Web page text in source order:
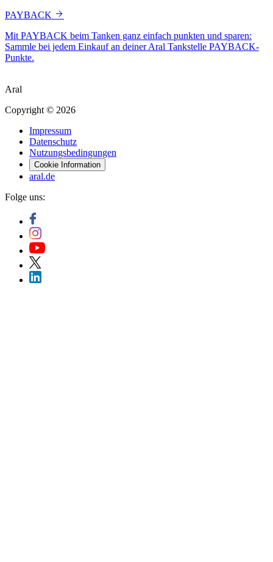
PAYBACK
Mit PAYBACK beim Tanken ganz einfach punkten und sparen:
Sammle bei jedem Einkauf an deiner Aral Tankstelle PAYBACK-
Punkte.
Aral
Copyright © 2026
Impressum
Datenschutz
Nutzungsbedingungen
Cookie Information
aral.de
Folge uns: